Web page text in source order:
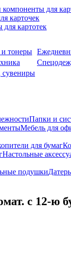
компоненты для
карточек
картотек
тонеры
сувениры
Папки и
Мебель для
для бумаг
Настольные
подушки
с 12-ю